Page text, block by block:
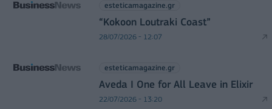
esteticamagazine.gr
“Kokoon Loutraki Coast”
28/07/2026 - 12:07
esteticamagazine.gr
Aveda I One for All Leave in Elixir
22/07/2026 - 13:20